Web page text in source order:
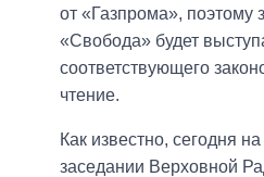
от «Газпрома», поэтому
«Свобода» будет
соответствующего
чтение.
Как известно, сегодня
заседании Верховной